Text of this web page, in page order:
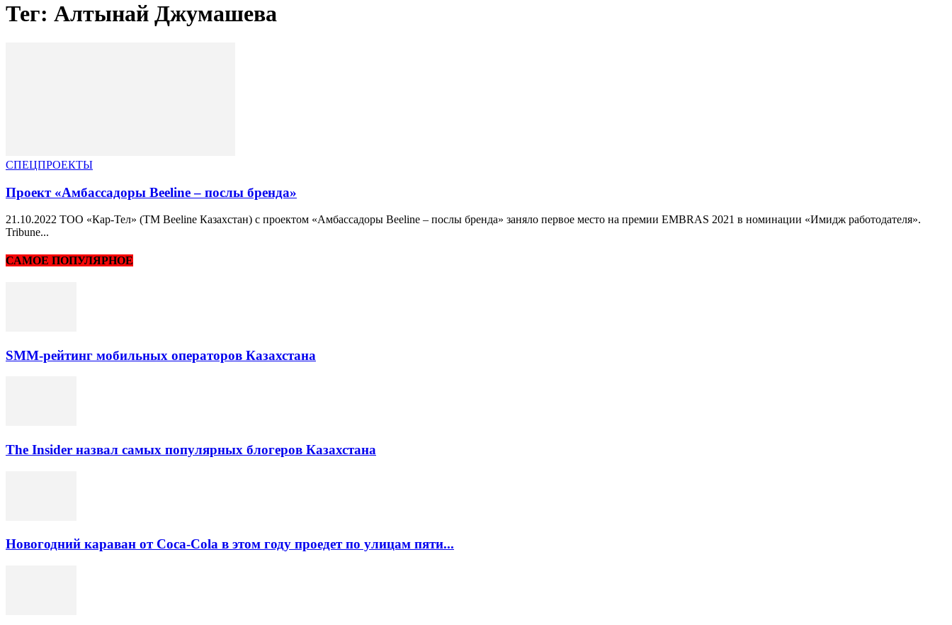
Тег: Алтынай Джумашева
СПЕЦПРОЕКТЫ
Проект «Амбассадоры Beeline – послы бренда»
21.10.2022 ТОО «Кар-Тел» (ТМ Beeline Казахстан) с проектом «Амбассадоры Beeline – послы бренда» заняло первое место на премии EMBRAS 2021 в номинации «Имидж работодателя».
Tribune...
САМОЕ ПОПУЛЯРНОЕ
SMM-рейтинг мобильных операторов Казахстана
The Insider назвал самых популярных блогеров Казахстана
Новогодний караван от Coca-Cola в этом году проедет по улицам пяти...